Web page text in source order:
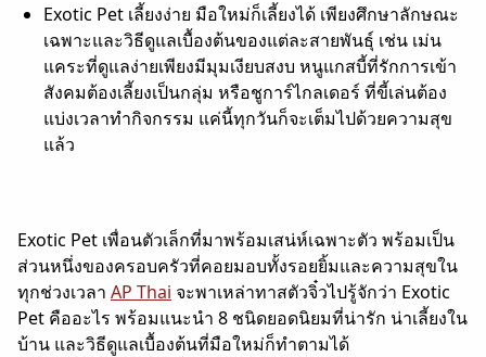
Exotic Pet เลี้ยงง่าย มือใหม่ก็เลี้ยงได้ เพียงศึกษาลักษณะ
เฉพาะและวิธีดูแลเบื้องต้นของแต่ละสายพันธุ์ เช่น เม่น
แคระที่ดูแลง่ายเพียงมีมุมเงียบสงบ หนูแกสบี้ที่รักการเข้า
สังคมต้องเลี้ยงเป็นกลุ่ม หรือชูการ์ไกลเดอร์ ที่ขี้เล่นต้อง
แบ่งเวลาทำกิจกรรม แค่นี้ทุกวันก็จะเต็มไปด้วยความสุข
แล้ว
Exotic Pet เพื่อนตัวเล็กที่มาพร้อมเสน่ห์เฉพาะตัว พร้อมเป็น
ส่วนหนึ่งของครอบครัวที่คอยมอบทั้งรอยยิ้มและความสุขใน
ทุกช่วงเวลา AP Thai จะพาเหล่าทาสตัวจิ๋วไปรู้จักว่า Exotic
Pet คืออะไร พร้อมแนะนำ 8 ชนิดยอดนิยมที่น่ารัก น่าเลี้ยงใน
บ้าน และวิธีดูแลเบื้องต้นที่มือใหม่ก็ทำตามได้